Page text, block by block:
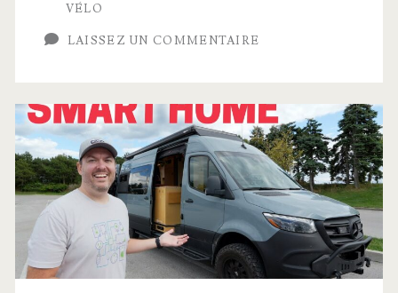
capitale
vélo
VÉLO
LAISSEZ UN COMMENTAIRE